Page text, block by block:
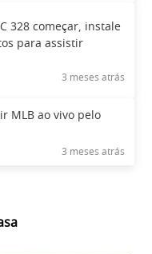
328 começar, instale
para assistir
3 meses atrás
MLB ao vivo pelo
3 meses atrás